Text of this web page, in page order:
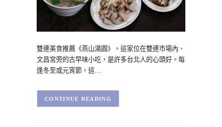
雙連美食推薦《燕山湯圓》，這家位在雙連市場內、
文昌宮旁的古早味小吃，是許多台北人的心頭好。每
逢冬至或元宵節，這…
CONTINUE READING